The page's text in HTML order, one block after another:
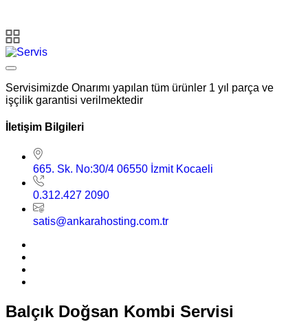
Servisimizde Onarımı yapılan tüm ürünler 1 yıl parça ve
işçilik garantisi verilmektedir
İletişim Bilgileri
665. Sk. No:30/4 06550 İzmit Kocaeli
0.312.427 2090
satis@ankarahosting.com.tr
Balçık Doğsan Kombi Servisi